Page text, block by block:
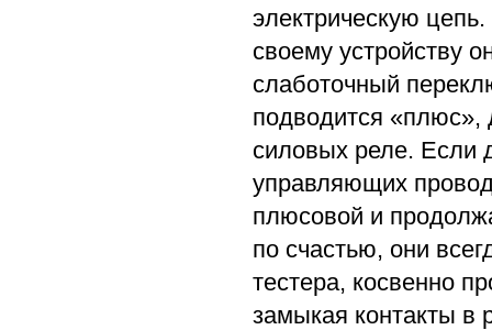
электрическую
своему устройству
слаботочный
подводится «плюс»,
силовых реле. Если
управляющих
плюсовой и
по счастью, они
тестера, косвенно
замыкая контакты в